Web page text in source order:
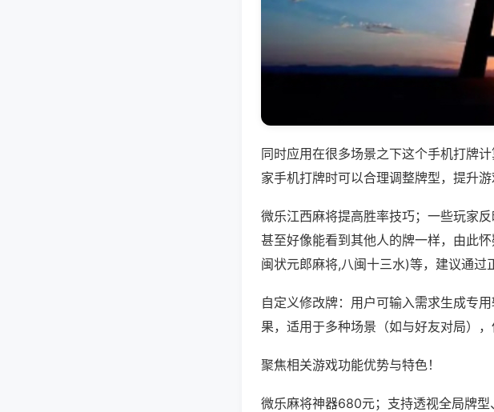
同时应用在很多场景之下这个手机打牌
家手机打牌时可以合理调整牌型，提升
微乐江西麻将提高胜率技巧；一些玩家
甚至好像能看到其他人的牌一样，由此
闽状元郎麻将,八闽十三水)等，建议通过
自定义修改牌：用户可输入需求生成专
果，适用于多种场景（如与好友对局）
聚焦相关游戏功能优势与特色！
微乐麻将神器680元；支持透视全局牌